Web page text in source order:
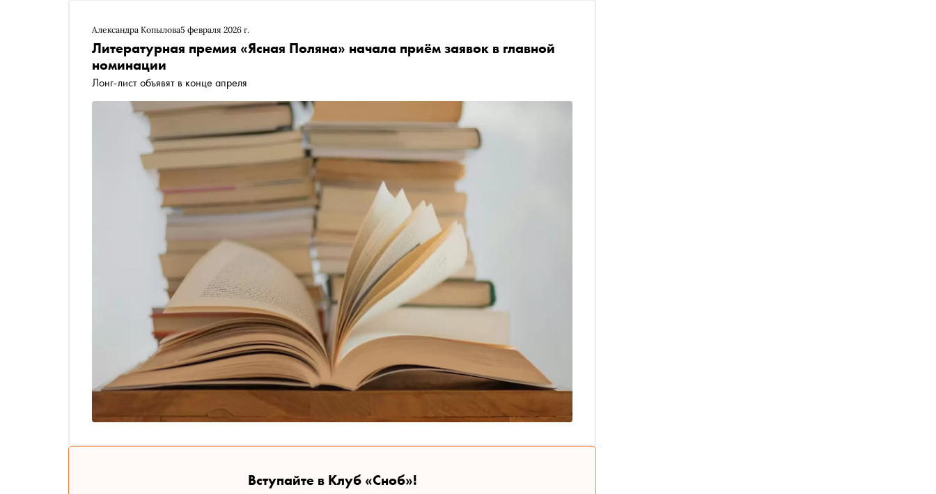
Александра Копылова5 февраля 2026 г.
Литературная премия «Ясная Поляна» начала приём заявок в главной
номинации
Лонг-лист объявят в конце апреля
Вступайте в Клуб «Сноб»!